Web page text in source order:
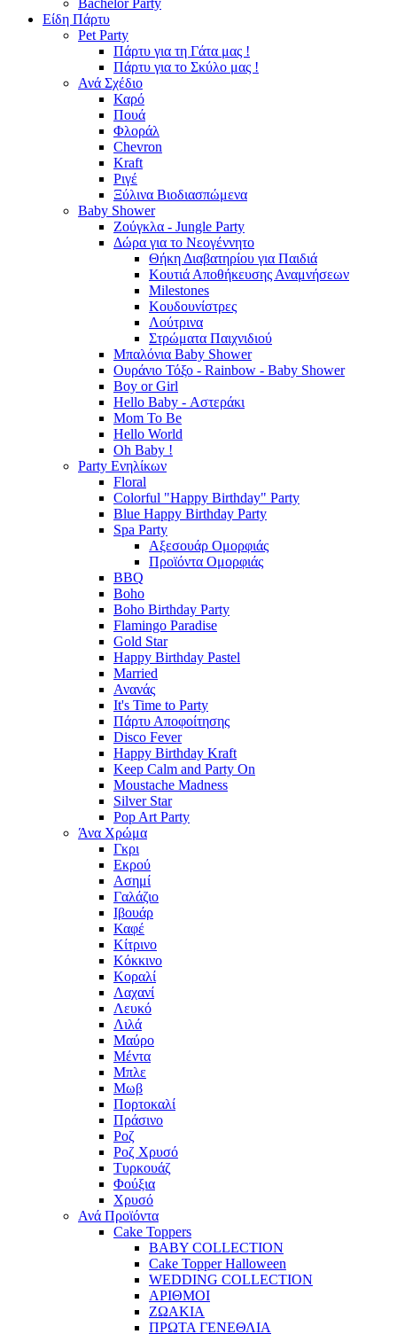
Bachelor Party
Είδη Πάρτυ
Pet Party
Πάρτυ για τη Γάτα μας !
Πάρτυ για το Σκύλο μας !
Ανά Σχέδιο
Καρό
Πουά
Φλοράλ
Chevron
Kraft
Ριγέ
Ξύλινα Βιοδιασπώμενα
Baby Shower
Ζούγκλα - Jungle Party
Δώρα για το Νεογέννητο
Θήκη Διαβατηρίου για Παιδιά
Κουτιά Αποθήκευσης Αναμνήσεων
Milestones
Κουδουνίστρες
Λούτρινα
Στρώματα Παιχνιδιού
Μπαλόνια Baby Shower
Ουράνιο Τόξο - Rainbow - Baby Shower
Boy or Girl
Hello Baby - Αστεράκι
Mom To Be
Hello World
Oh Baby !
Party Ενηλίκων
Floral
Colorful "Happy Birthday" Party
Blue Happy Birthday Party
Spa Party
Αξεσουάρ Ομορφιάς
Προϊόντα Ομορφιάς
BBQ
Boho
Boho Birthday Party
Flamingo Paradise
Gold Star
Happy Birthday Pastel
Married
Ανανάς
It's Time to Party
Πάρτυ Αποφοίτησης
Disco Fever
Happy Birthday Kraft
Keep Calm and Party On
Moustache Madness
Silver Star
Pop Art Party
Άνα Χρώμα
Γκρι
Εκρού
Ασημί
Γαλάζιο
Ιβουάρ
Καφέ
Κίτρινο
Κόκκινο
Κοραλί
Λαχανί
Λευκό
Λιλά
Μαύρο
Μέντα
Μπλε
Μωβ
Πορτοκαλί
Πράσινο
Ροζ
Ροζ Χρυσό
Τυρκουάζ
Φούξια
Χρυσό
Ανά Προϊόντα
Cake Toppers
BABY COLLECTION
Cake Topper Halloween
WEDDING COLLECTION
ΑΡΙΘΜΟΙ
ΖΩΑΚΙΑ
ΠΡΩΤΑ ΓΕΝΕΘΛΙΑ